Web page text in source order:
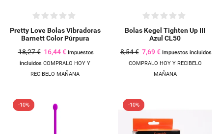
Pretty Love Bolas Vibradoras
Barnett Color Púrpura
18,27 € 16,44 € Impuestos
incluidos COMPRALO HOY Y
RECIBELO MAÑANA
Bolas Kegel Tighten Up III
Azul CL50
8,54 € 7,69 € Impuestos incluidos
COMPRALO HOY Y RECIBELO
MAÑANA
-10% -10%